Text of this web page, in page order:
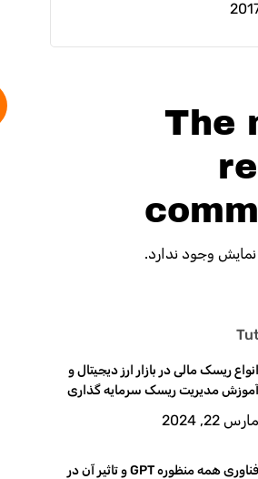
The
وجود ندارد.
انواع ریسک مالی در بازار ارز دیجیتال و
آموزش مدیریت ریسک سرمایه گذاری
مارس 22, 2024
فناوری همه منظوره GPT و تاثیر آن در